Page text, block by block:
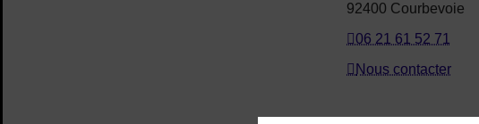
92400 Courbevoie
06 21 61 52 71
Nous contacter